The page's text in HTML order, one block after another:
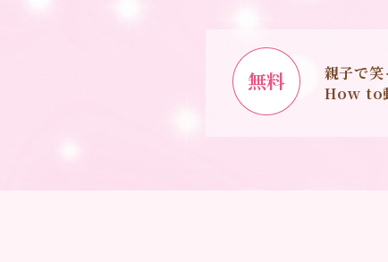
無料
親子で
How to